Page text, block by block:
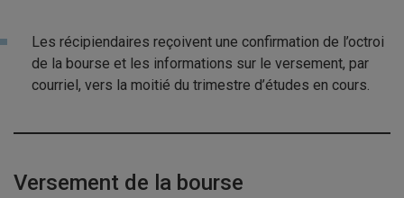
Les récipiendaires reçoivent une confirmation de l’octroi
de la bourse et les informations sur le versement, par
courriel, vers la moitié du trimestre d’études en cours.
Versement de la bourse